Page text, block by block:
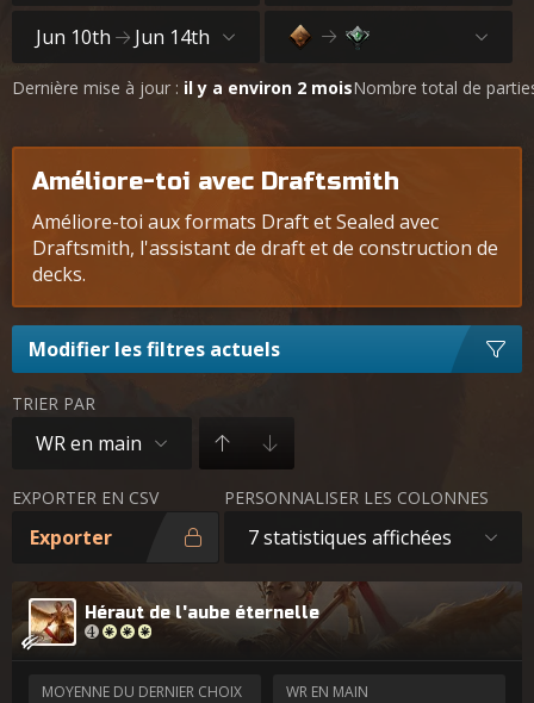
Jun 10th Jun 14th
Dernière mise à jour : il y a environ 2 moisNombre total de
Améliore-toi avec Draftsmith
Améliore-toi aux formats Draft et Sealed avec
Draftsmith, l'assistant de draft et de construction de
decks.
Modifier les filtres actuels
TRIER PAR
WR en main
EXPORTER EN CSV
Exporter
PERSONNALISER LES COLONNES
7 statistiques affichées
Héraut de l'aube éternelle
MOYENNE DU DERNIER CHOIX WR EN MAIN